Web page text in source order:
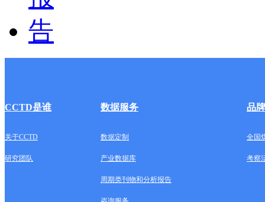
CCTD是谁 数据服务 品
关于CCTD 数据定制 全国
研究团队 产业数据库 考察
周期类刊物和分析报告